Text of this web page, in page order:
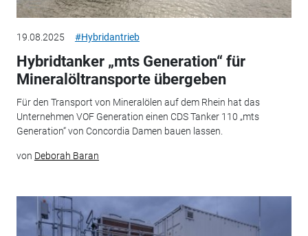
19.08.2025 #Hybridantrieb
Hybridtanker „mts Generation“ für
Mineralöltransporte übergeben
Für den Transport von Mineralölen auf dem Rhein hat das
Unternehmen VOF Generation einen CDS Tanker 110 „mts
Generation“ von Concordia Damen bauen lassen.
von Deborah Baran